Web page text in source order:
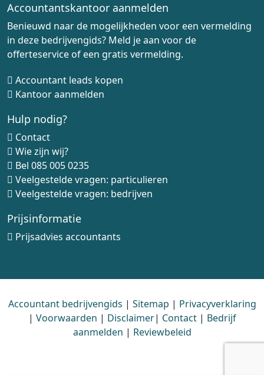
Accountantskantoor aanmelden
Benieuwd naar de mogelijkheden voor een vermelding
in deze bedrijvengids? Meld je aan voor de
offerteservice of een gratis vermelding.
Accountant leads kopen
Kantoor aanmelden
Hulp nodig?
Contact
Wie zijn wij?
Bel 085 005 0235
Veelgestelde vragen: particulieren
Veelgestelde vragen: bedrijven
Prijsinformatie
Prijsadvies accountants
Accountant bedrijvengids | Sitemap | Privacyverklaring
| Voorwaarden | Disclaimer| Contact| Bedrijf
aanmelden | Reviewbeleid